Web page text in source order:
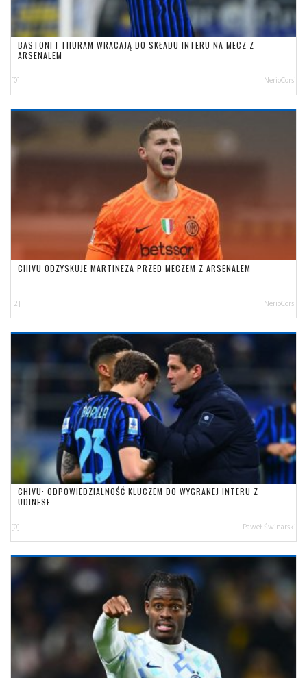
BASTONI I THURAM WRACAJĄ DO SKŁADU INTERU NA MECZ Z
ARSENALEM
[0] NerioCorsi
CHIVU ODZYSKUJE MARTINEZA PRZED MECZEM Z ARSENALEM
[2] NerioCorsi
CHIVU: ODPOWIEDZIALNOŚĆ KLUCZEM DO WYGRANEJ INTERU Z
UDINESE
[0] Paweł Świnarski